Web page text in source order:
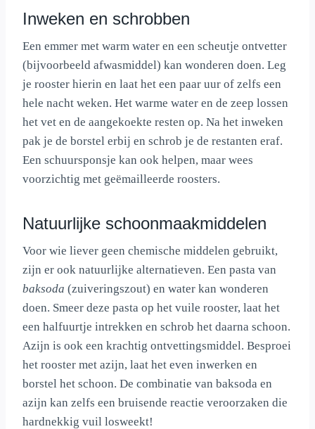
Inweken en schrobben
Een emmer met warm water en een scheutje ontvetter
(bijvoorbeeld afwasmiddel) kan wonderen doen. Leg
je rooster hierin en laat het een paar uur of zelfs een
hele nacht weken. Het warme water en de zeep lossen
het vet en de aangekoekte resten op. Na het inweken
pak je de borstel erbij en schrob je de restanten eraf.
Een schuursponsje kan ook helpen, maar wees
voorzichtig met geëmailleerde roosters.
Natuurlijke schoonmaakmiddelen
Voor wie liever geen chemische middelen gebruikt,
zijn er ook natuurlijke alternatieven. Een pasta van
baksoda (zuiveringszout) en water kan wonderen
doen. Smeer deze pasta op het vuile rooster, laat het
een halfuurtje intrekken en schrob het daarna schoon.
Azijn is ook een krachtig ontvettingsmiddel. Besproei
het rooster met azijn, laat het even inwerken en
borstel het schoon. De combinatie van baksoda en
azijn kan zelfs een bruisende reactie veroorzaken die
hardnekkig vuil losweekt!